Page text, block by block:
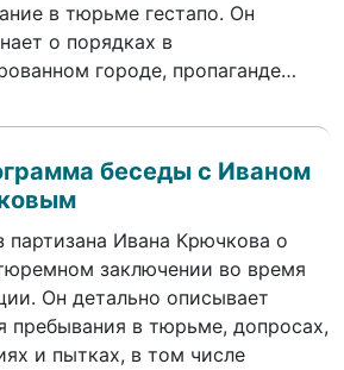
в тюрьме гестапо. Он
о порядках в
городе, пропаганде…
беседы с Иваном
партизана Ивана Крючкова о
заключении во время
Он детально описывает
пребывания в тюрьме, допросах,
и пытках, в том числе